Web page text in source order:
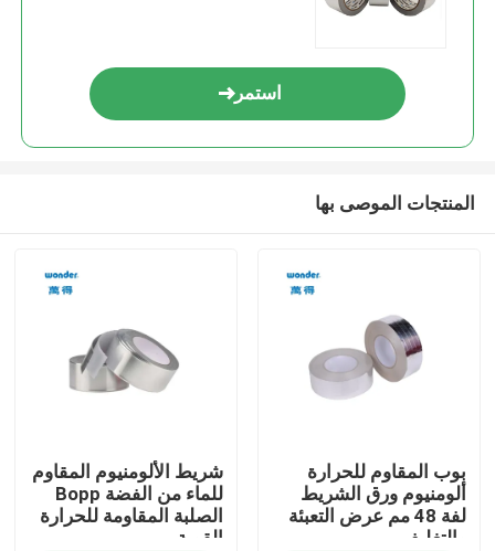
استمر
المنتجات الموصى بها
بوب المقاوم للحرارة
ألومنيوم ورق الشريط
لفة 48 مم عرض التعبئة
والتغليف
شريط الألومنيوم المقاوم
للماء من الفضة Bopp
الصلبة المقاومة للحرارة
القوية